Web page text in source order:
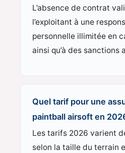
L’absence de contrat
l’exploitant à une
personnelle illimitée en
ainsi qu’à des sanctions
Quel tarif pour une
paintball airsoft en
Les tarifs 2026 varient
selon la taille du terrain